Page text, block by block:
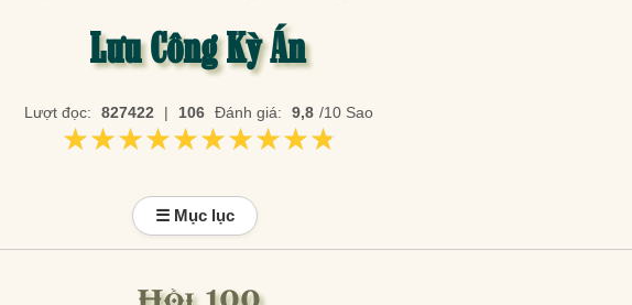
Lưu Công Kỳ Án
Lượt đọc: 827422 | 106 Đánh giá: 9,8 /10 Sao
★★★★★★★★★★
★★★★★★★★★★
☰ Mục lục
Hồi 100